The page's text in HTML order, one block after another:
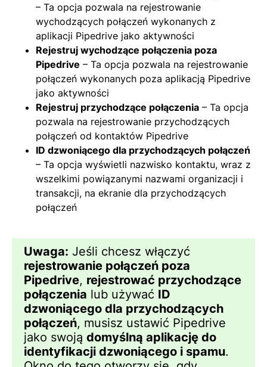
– Ta opcja pozwala na rejestrowanie
wychodzących połączeń wykonanych z
aplikacji Pipedrive jako aktywności
Rejestruj wychodzące połączenia poza
Pipedrive – Ta opcja pozwala na rejestrowanie
połączeń wykonanych poza aplikacją Pipedrive
jako aktywności
Rejestruj przychodzące połączenia – Ta opcja
pozwala na rejestrowanie przychodzących
połączeń od kontaktów Pipedrive
ID dzwoniącego dla przychodzących połączeń
– Ta opcja wyświetli nazwisko kontaktu, wraz z
wszelkimi powiązanymi nazwami organizacji i
transakcji, na ekranie dla przychodzących
połączeń
Uwaga: Jeśli chcesz włączyć
rejestrowanie połączeń poza
Pipedrive, rejestrować przychodzące
połączenia lub używać ID
dzwoniącego dla przychodzących
połączeń, musisz ustawić Pipedrive
jako swoją domyślną aplikację do
identyfikacji dzwoniącego i spamu.